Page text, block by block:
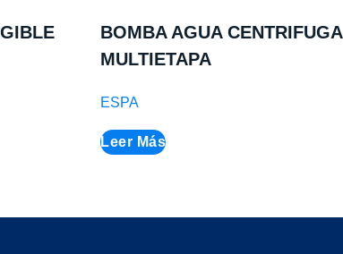
BOMBA AGUA CENTRIFUGA
MULTIETAPA
ESPA
Leer Más